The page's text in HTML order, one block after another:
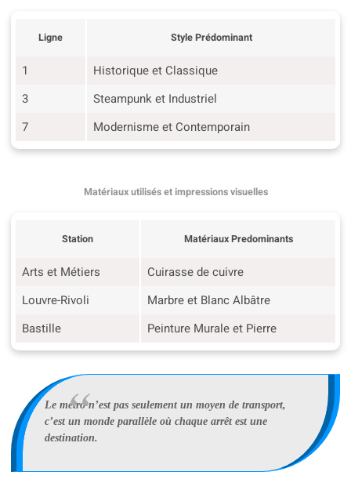
Ligne Style Prédominant
1
Historique et Classique
3
Steampunk et Industriel
7
Modernisme et Contemporain
Matériaux utilisés et impressions visuelles
Station Matériaux Predominants
Arts et Métiers
Cuirasse de cuivre
Louvre-Rivoli
Marbre et Blanc Albâtre
Bastille
Peinture Murale et Pierre
Le métro n’est pas seulement un moyen de transport,
c’est un monde parallèle où chaque arrêt est une
destination.